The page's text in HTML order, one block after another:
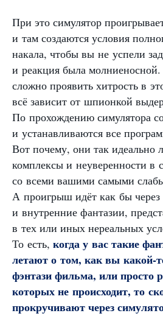
При это симулятор
и там создаются условия
накала, чтобы вы не успели
и реакция была
сложно проявить хитрость в
всё зависит от шпионкой
По прохождению симулятора
и устанавливаются все
Вот почему, они так идеально
комплексы и неуверенности в
со всеми вашими самыми
А проигрыш идёт как бы
и внутренние фантазии,
в тех или иных нереальных
То есть, когда у вас такие
летают о том, как вы какой-
фэнтази фильма, или просто
которых не происходит, то
прокручивают через